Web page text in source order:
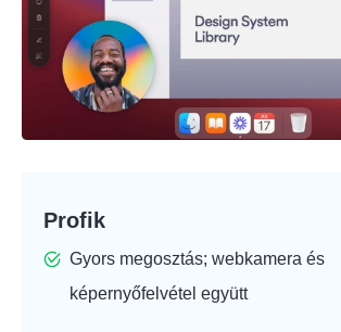
Profik
Gyors megosztás; webkamera és
képernyőfelvétel együtt